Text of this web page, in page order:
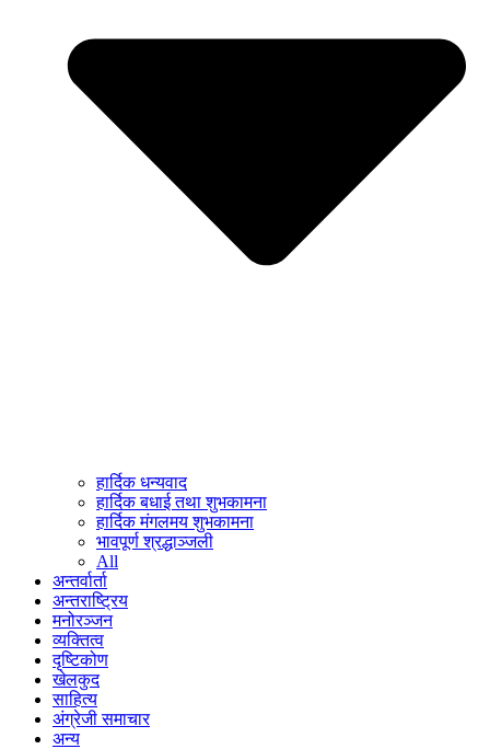
हार्दिक धन्यवाद
हार्दिक बधाई तथा शुभकामना
हार्दिक मंगलमय शुभकामना
भावपूर्ण श्रद्धाञ्जली
All
अन्तर्वार्ता
अन्तराष्ट्रिय
मनोरञ्जन
व्यक्तित्व
दृष्टिकोण
खेलकुद
साहित्य
अंग्रेजी समाचार
अन्य